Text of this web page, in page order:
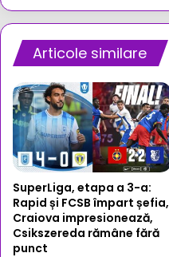
Articole similare
SuperLiga, etapa a 3-a:
Rapid și FCSB împart șefia,
Craiova impresionează,
Csikszereda rămâne fără
punct